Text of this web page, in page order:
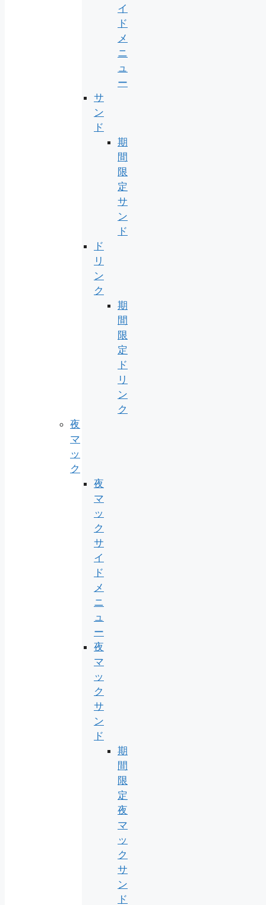
イ
ド
メ
ニ
ュ
ー
サ
ン
ド
期
間
限
定
サ
ン
ド
ド
リ
ン
ク
期
間
限
定
ド
リ
ン
ク
夜
マ
ッ
ク
夜
マ
ッ
ク
サ
イ
ド
メ
ニ
ュ
ー
夜
マ
ッ
ク
サ
ン
ド
期
間
限
定
夜
マ
ッ
ク
サ
ン
ド